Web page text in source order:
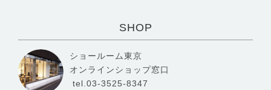
SHOP
ショールーム東京
オンラインショップ窓口
tel.03-3525-8347